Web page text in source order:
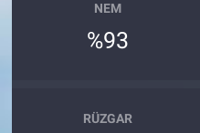
NEM
%93
RÜZGAR